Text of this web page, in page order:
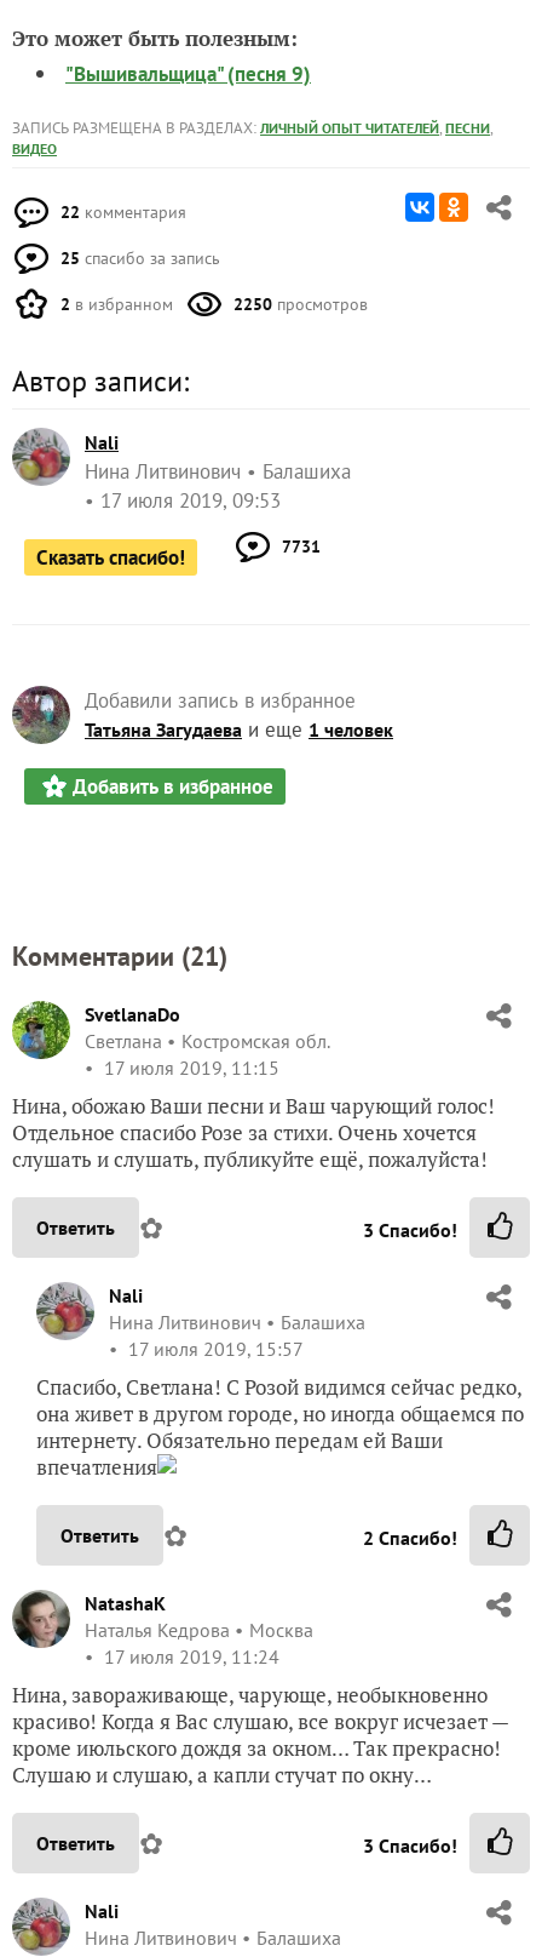
Это может быть полезным:
"Вышивальщица" (песня 9)
ЗАПИСЬ РАЗМЕЩЕНА В РАЗДЕЛАХ: ЛИЧНЫЙ ОПЫТ ЧИТАТЕЛЕЙ, ПЕСНИ,
ВИДЕО
22 комментария
25 спасибо за запись
2 в избранном 2250 просмотров
Автор записи:
Nali
Нина Литвинович
Балашиха
17 июля 2019, 09:53
Сказать спасибо! 7731
Добавили запись в избранное
Татьяна Загудаева и еще 1 человек
Добавить в избранное
Комментарии (21)
SvetlanaDo
Светлана
Костромская обл.
17 июля 2019, 11:15
Нина, обожаю Ваши песни и Ваш чарующий голос!
Отдельное спасибо Розе за стихи. Очень хочется
слушать и слушать, публикуйте ещё, пожалуйста!
Ответить ✿ 3 Спасибо!
Nali
Нина Литвинович
Балашиха
17 июля 2019, 15:57
Спасибо, Светлана! С Розой видимся сейчас редко,
она живет в другом городе, но иногда общаемся по
интернету. Обязательно передам ей Ваши
впечатления
Ответить ✿ 2 Спасибо!
NatashaK
Наталья Кедрова
Москва
17 июля 2019, 11:24
Нина, завораживающе, чарующе, необыкновенно
красиво! Когда я Вас слушаю, все вокруг исчезает —
кроме июльского дождя за окном… Так прекрасно!
Слушаю и слушаю, а капли стучат по окну…
Ответить ✿ 3 Спасибо!
Nali
Нина Литвинович
Балашиха